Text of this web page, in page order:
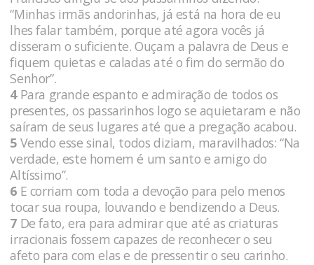
“Minhas irmãs andorinhas, já está na hora de eu
lhes falar também, porque até agora vocês já
disseram o suficiente. Ouçam a palavra de Deus e
fiquem quietas e caladas até o fim do sermão do
Senhor”.
4Para grande espanto e admiração de todos os
presentes, os passarinhos logo se aquietaram e não
saíram de seus lugares até que a pregação acabou.
5 Vendo esse sinal, todos diziam, maravilhados: “Na
verdade, este homem é um santo e amigo do
Altíssimo”.
6 E corriam com toda a devoção para pelo menos
tocar sua roupa, louvando e bendizendo a Deus.
7 De fato, era para admirar que até as criaturas
irracionais fossem capazes de reconhecer o seu
afeto para com elas e de pressentir o seu carinho.